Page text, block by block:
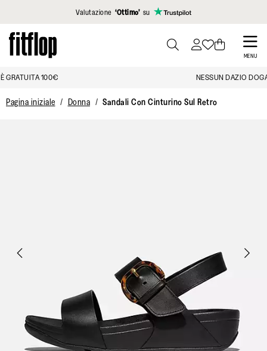
Clicca per vedere la nostra Dichiarazione di Accessibilità
Valutazione ‘Ottimo’ su
Skip
to
main
MENU
SEARCH
Pagina iniziale Donna Sandali Con Cinturino Sul Retro